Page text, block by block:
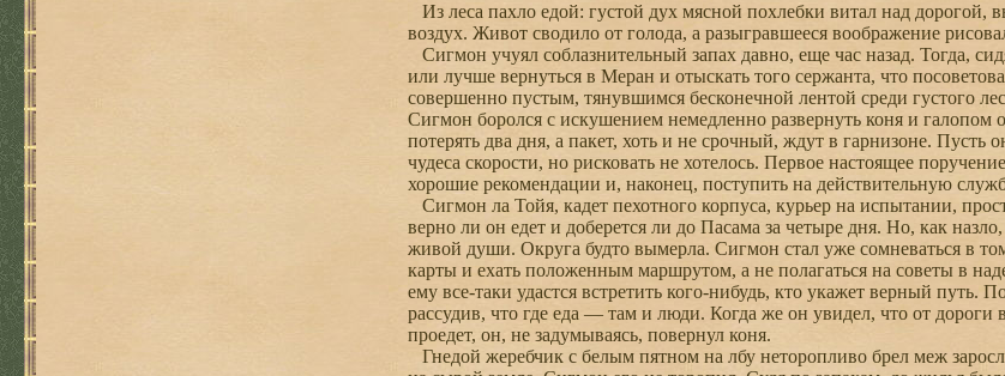
Из леса пахло едой: густой дух мясной похлебки витал над
воздух. Живот сводило от голода, а разыгравшееся воображение
Сигмон учуял соблазнительный запах давно, еще час назад. Тогда,
или лучше вернуться в Меран и отыскать того сержанта, что
совершенно пустым, тянувшимся бесконечной лентой среди густого
Сигмон боролся с искушением немедленно развернуть коня и галопом
потерять два дня, а пакет, хоть и не срочный, ждут в гарнизоне. Пусть
чудеса скорости, но рисковать не хотелось. Первое настоящее
хорошие рекомендации и, наконец, поступить на действительную
Сигмон ла Тойя, кадет пехотного корпуса, курьер на испытании,
верно ли он едет и доберется ли до Пасама за четыре дня. Но, как
живой души. Округа будто вымерла. Сигмон стал уже сомневаться в
карты и ехать положенным маршрутом, а не полагаться на советы в
ему все-таки удастся встретить кого-нибудь, кто укажет верный
рассудив, что где еда — там и люди. Когда же он увидел, что от дороги
проедет, он, не задумываясь, повернул коня.
Гнедой жеребчик с белым пятном на лбу неторопливо брел меж